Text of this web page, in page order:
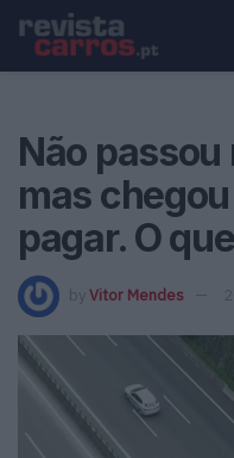
Não
mas
pagar. O
by Vitor Mendes